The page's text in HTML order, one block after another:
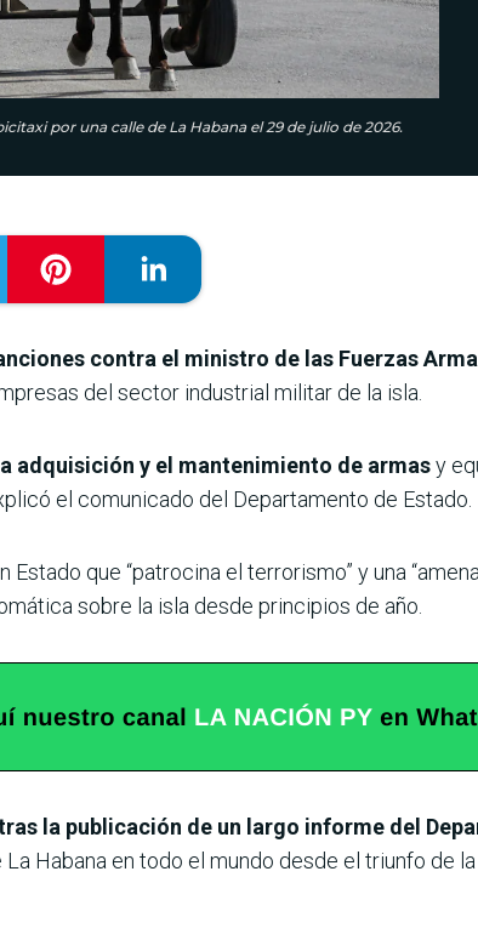
por una calle de La Habana el 29 de julio de 2026.
contra el ministro de las Fuerzas
del sector industrial militar de la isla.
adquisición y el mantenimiento de armasy
el comunicado del Departamento de Estado.
que “patrocina el terrorismo” y una
sobre la isla desde principios de año.
la publicación de un largo informe del
Habana en todo el mundo desde el triunfo de